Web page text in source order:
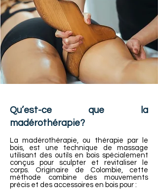
Qu’est-ce que la
madérothérapie?
La madérothérapie, ou thérapie par le
bois, est une technique de massage
utilisant des outils en bois spécialement
conçus pour sculpter et revitaliser le
corps. Originaire de Colombie, cette
méthode combine des mouvements
précis et des accessoires en bois pour :